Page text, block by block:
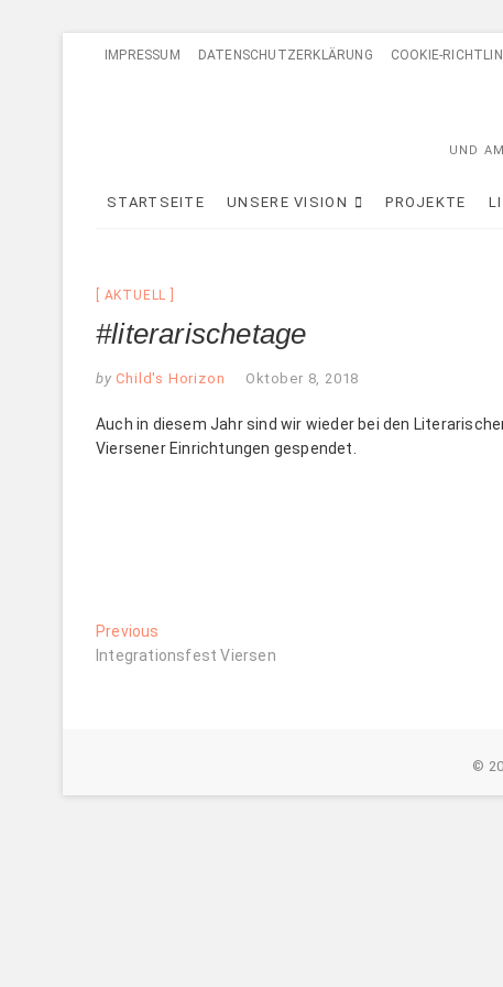
IMPRESSUM DATENSCHUTZERKLÄRUNG COOKIE-
UND
STARTSEITE UNSERE VISION PROJEKTE
AKTUELL
#literarischetage
by Child's Horizon Oktober 8, 2018
Auch in diesem Jahr sind wir wieder bei den
Viersener Einrichtungen gespendet.
Beitragsnavigation
Previous
post:
Integrationsfest Viersen
©